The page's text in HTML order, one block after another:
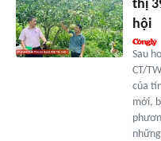
thị
hội
Sau
CT/
của
mới,